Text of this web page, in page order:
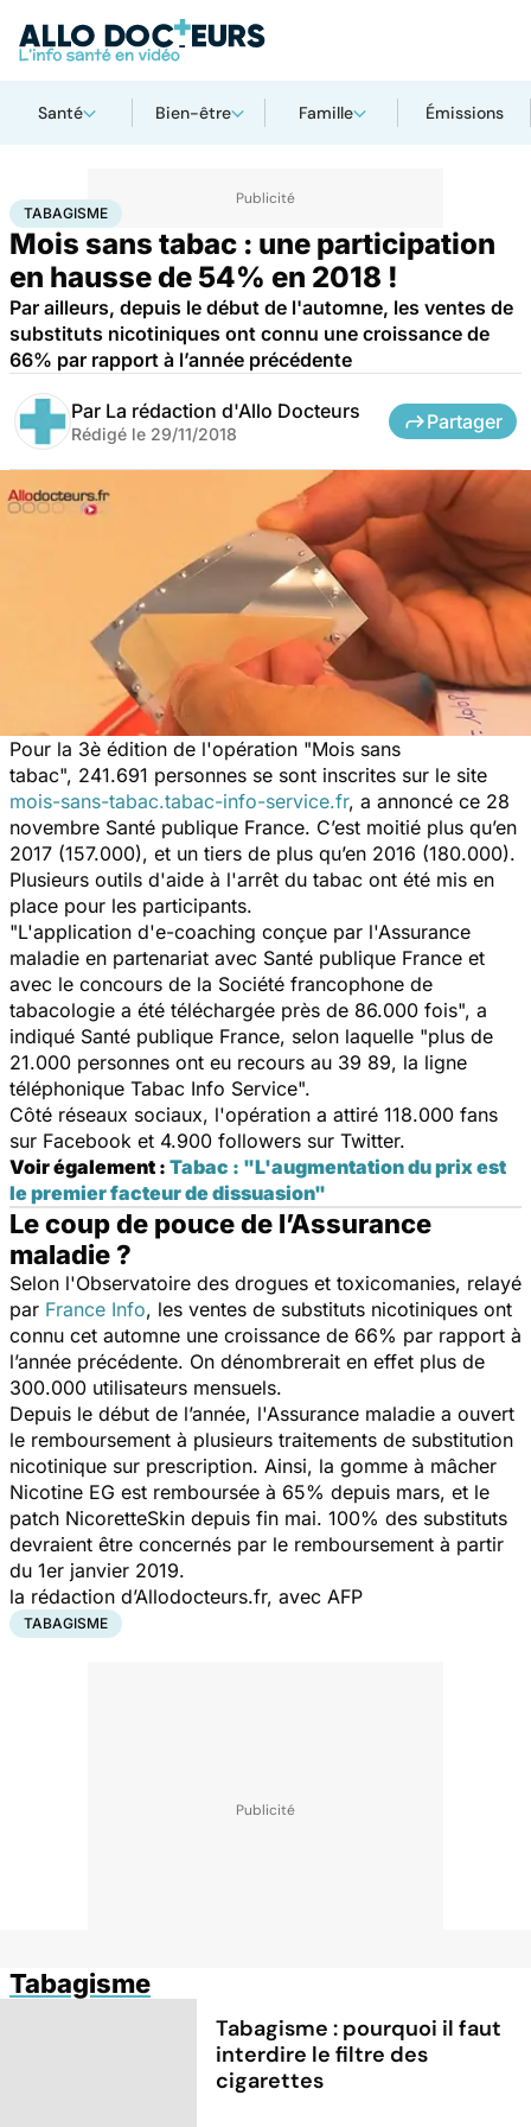
Santé Bien-être Famille Émissions
AccueilSanté Maladies Tabagisme
TABAGISME
Mois sans tabac : une participation
en hausse de 54% en 2018 !
Par ailleurs, depuis le début de l'automne, les ventes de
substituts nicotiniques ont connu une croissance de
66% par rapport à l’année précédente
Par La rédaction d'Allo Docteurs
Rédigé le 29/11/2018
Partager
Pour la 3è édition de l'opération "Mois sans
tabac", 241.691 personnes se sont inscrites sur le site
mois-sans-tabac.tabac-info-service.fr, a annoncé ce 28
novembre Santé publique France. C’est moitié plus qu’en
2017 (157.000), et un tiers de plus qu’en 2016 (180.000).
Plusieurs outils d'aide à l'arrêt du tabac ont été mis en
place pour les participants.
"L'application d'e-coaching conçue par l'Assurance
maladie en partenariat avec Santé publique France et
avec le concours de la Société francophone de
tabacologie a été téléchargée près de 86.000 fois", a
indiqué Santé publique France, selon laquelle "plus de
21.000 personnes ont eu recours au 39 89, la ligne
téléphonique Tabac Info Service".
Côté réseaux sociaux, l'opération a attiré 118.000 fans
sur Facebook et 4.900 followers sur Twitter.
Voir également : Tabac : "L'augmentation du prix est
le premier facteur de dissuasion"
Le coup de pouce de l’Assurance
maladie ?
Selon l'Observatoire des drogues et toxicomanies, relayé
par France Info, les ventes de substituts nicotiniques ont
connu cet automne une croissance de 66% par rapport à
l’année précédente. On dénombrerait en effet plus de
300.000 utilisateurs mensuels.
Depuis le début de l’année, l'Assurance maladie a ouvert
le remboursement à plusieurs traitements de substitution
nicotinique sur prescription. Ainsi, la gomme à mâcher
Nicotine EG est remboursée à 65% depuis mars, et le
patch NicoretteSkin depuis fin mai. 100% des substituts
devraient être concernés par le remboursement à partir
du 1er janvier 2019.
la rédaction d’Allodocteurs.fr, avec AFP
TABAGISME
Tabagisme
Tabagisme : pourquoi il faut
interdire le filtre des
cigarettes